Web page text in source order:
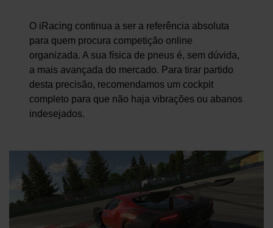
O iRacing continua a ser a referência absoluta
para quem procura competição online
organizada. A sua física de pneus é, sem dúvida,
a mais avançada do mercado. Para tirar partido
desta precisão, recomendamos um cockpit
completo para que não haja vibrações ou abanos
indesejados.